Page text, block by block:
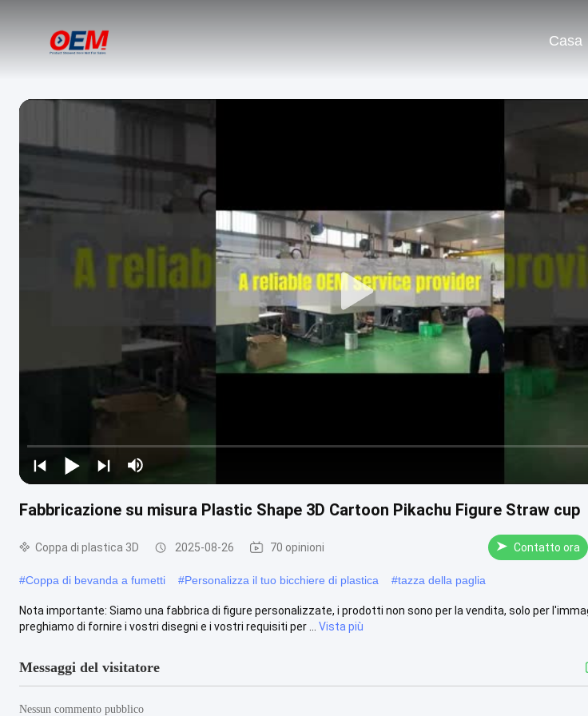
Casa
Fabbricazione su misura Plastic Shape 3D Cartoon Pikachu Figure Straw cup
Coppa di plastica 3D 2025-08-26 70 opinioni Contatto ora
#Coppa di bevanda a fumetti #Personalizza il tuo bicchiere di plastica #tazza della paglia
Nota importante: Siamo una fabbrica di figure personalizzate, i prodotti non sono per la vendita, solo per
preghiamo di fornire i vostri disegni e i vostri requisiti per ...
Vista più
Messaggi del visitatore
Nessun commento pubblico